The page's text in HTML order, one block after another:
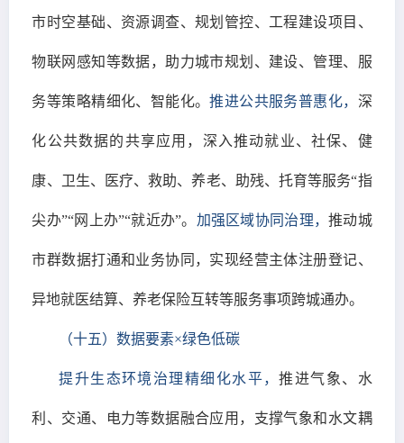
市时空基础、资源调查、规划管控、工程建设项目、
物联网感知等数据，助力城市规划、建设、管理、服
务等策略精细化、智能化。推进公共服务普惠化， 深
化公共数据的共享应用，深入推动就业、社保、健
康、卫生、医疗、救助、养老、助残、托育等服务“指
尖办”“网上办”“就近办”。 加强区域协同治理，推动城
市群数据打通和业务协同，实现经营主体注册登记、
异地就医结算、养老保险互转等服务事项跨城通办。
（十五）数据要素×绿色低碳
提升生态环境治理精细化水平，推进气象、水
利、交通、电力等数据融合应用，支撑气象和水文耦